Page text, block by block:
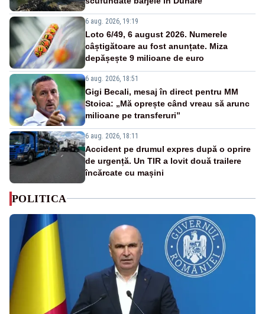
6 aug. 2026, 19:19
Loto 6/49, 6 august 2026. Numerele
câștigătoare au fost anunțate. Miza
depășește 9 milioane de euro
6 aug. 2026, 18:51
Gigi Becali, mesaj în direct pentru MM
Stoica: „Mă oprește când vreau să arunc
milioane pe transferuri”
6 aug. 2026, 18:11
Accident pe drumul expres după o oprire
de urgență. Un TIR a lovit două trailere
încărcate cu mașini
POLITICA